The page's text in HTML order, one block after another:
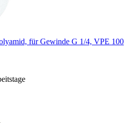
für Gewinde G 1/4, VPE 100